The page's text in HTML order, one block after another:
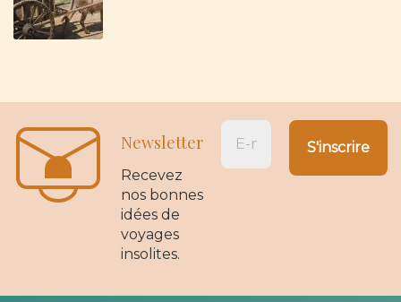
Newsletter
Recevez
nos bonnes
idées de
voyages
insolites.